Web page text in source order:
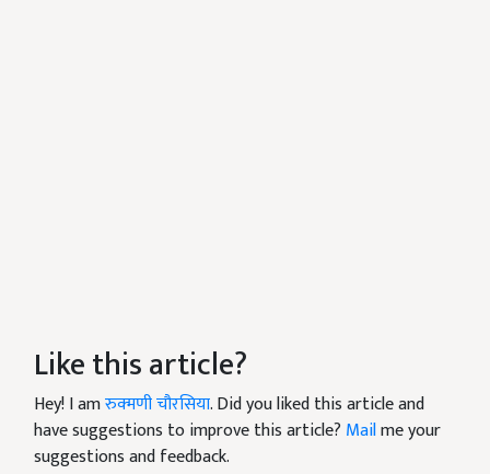
Like this article?
Hey! I amरुक्मणी चौरसिया. Did you liked this article and
have suggestions to improve this article? Mailme your
suggestions and feedback.